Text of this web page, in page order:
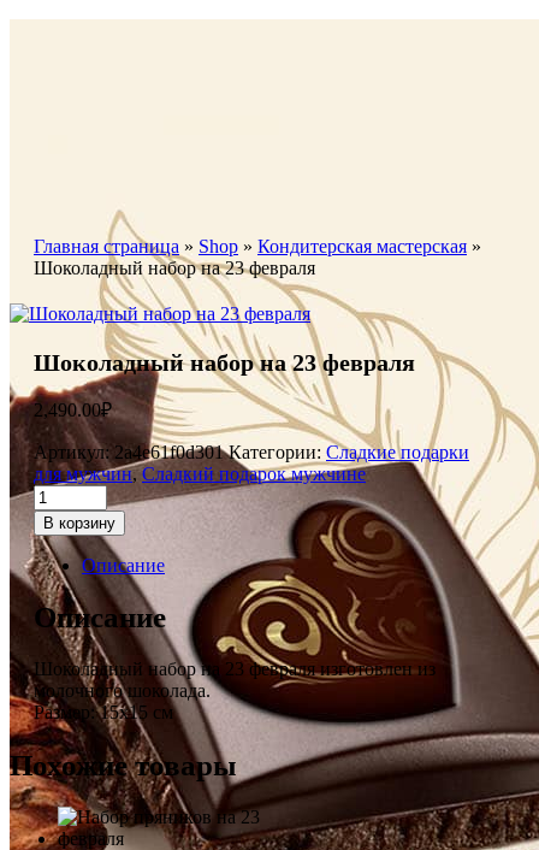
Главная страница » Shop » Кондитерская мастерская »
Шоколадный набор на 23 февраля
Шоколадный набор на 23 февраля
2,490.00₽
Артикул: 2a4e61f0d301 Категории: Сладкие подарки
для мужчин,Сладкий подарок мужчине
В корзину
Описание
Описание
Шоколадный набор на 23 февраля изготовлен из
молочного шоколада.
Размер: 15х15 см
Похожие товары